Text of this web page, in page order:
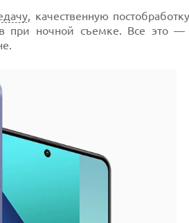
, качественную
при ночной съемке. Все это —